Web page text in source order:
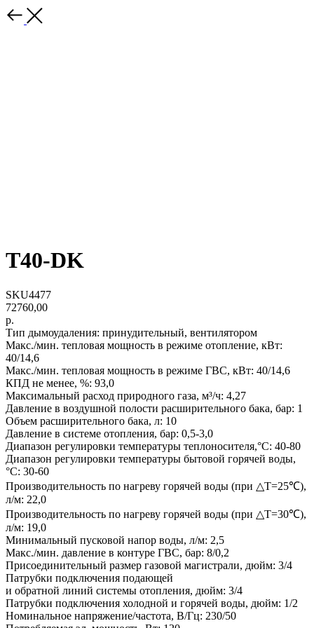
T40-DK
SKU4477
72760,00
р.
Тип дымоудаления: принудительный, вентилятором
Макс./мин. тепловая мощность в режиме отопление, кВт:
40/14,6
Макс./мин. тепловая мощность в режиме ГВС, кВт: 40/14,6
КПД не менее, %: 93,0
Максимальный расход природного газа, м³/ч: 4,27
Давление в воздушной полости расширительного бака, бар: 1
Объем расширительного бака, л: 10
Давление в системе отопления, бар: 0,5-3,0
Диапазон регулировки температуры теплоносителя,°C: 40-80
Диапазон регулировки температуры бытовой горячей воды,
°C: 30-60
Производительность по нагреву горячей воды (при △T=25℃),
л/м: 22,0
Производительность по нагреву горячей воды (при △T=30℃),
л/м: 19,0
Минимальный пусковой напор воды, л/м: 2,5
Макс./мин. давление в контуре ГВС, бар: 8/0,2
Присоединительный размер газовой магистрали, дюйм: 3/4
Патрубки подключения подающей
и обратной линий системы отопления, дюйм: 3/4
Патрубки подключения холодной и горячей воды, дюйм: 1/2
Номинальное напряжение/частота, В/Гц: 230/50